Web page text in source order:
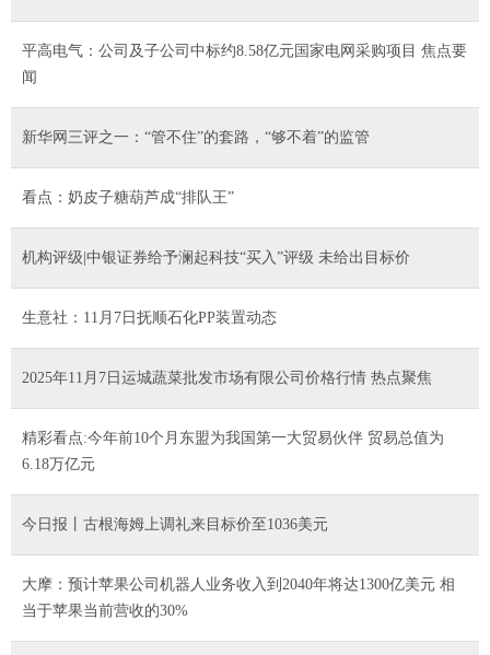
平高电气：公司及子公司中标约8.58亿元国家电网采购项目 焦点要
闻
新华网三评之一：“管不住”的套路，“够不着”的监管
看点：奶皮子糖葫芦成“排队王”
机构评级|中银证券给予澜起科技“买入”评级 未给出目标价
生意社：11月7日抚顺石化PP装置动态
2025年11月7日运城蔬菜批发市场有限公司价格行情 热点聚焦
精彩看点:今年前10个月东盟为我国第一大贸易伙伴 贸易总值为
6.18万亿元
今日报丨古根海姆上调礼来目标价至1036美元
大摩：预计苹果公司机器人业务收入到2040年将达1300亿美元 相
当于苹果当前营收的30%